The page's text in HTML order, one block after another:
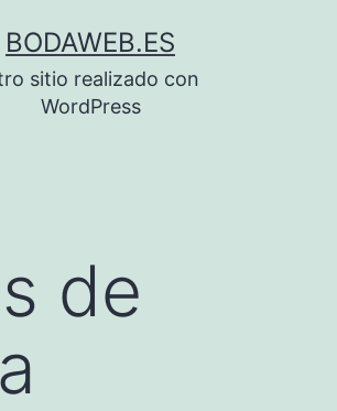
BODAWEB.ES
sitio realizado con
WordPress
de